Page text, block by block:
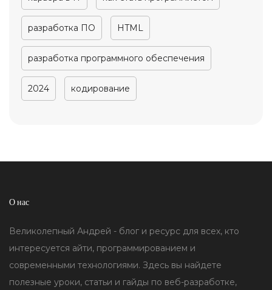
разработка ПО HTML
разработка программного обеспечения
2024 кодирование
О нас
Великолепный Андрей - блог и ресурс для всех, кто
интересуется айти, программированием и
современными технологиями. Здесь вы найдете
полезные уроки, статьи и гайды по веб-разработке,